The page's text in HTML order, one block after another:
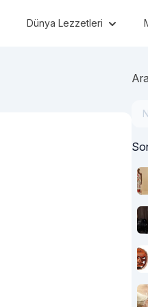
Dünya Lezzetleri
Ara